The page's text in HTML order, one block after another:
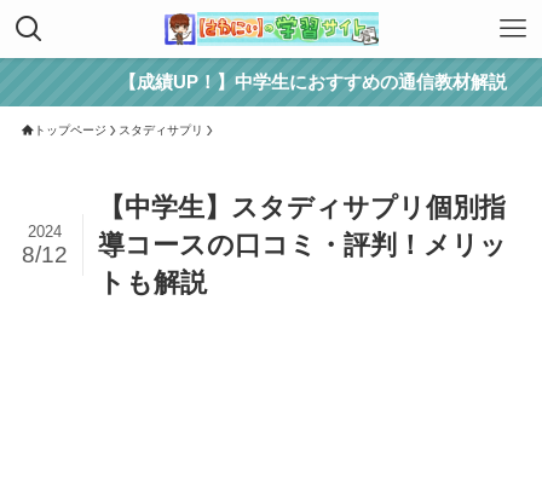
【成績UP！】中学生におすすめの通信教材解説
トップページ スタディサプリ
【中学生】スタディサプリ個別指
導コースの口コミ・評判！メリッ
トも解説
2024
8/12